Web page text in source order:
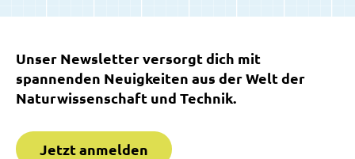
Unser Newsletter versorgt dich mit
spannenden Neuigkeiten aus der Welt der
Naturwissenschaft und Technik.
Jetzt anmelden